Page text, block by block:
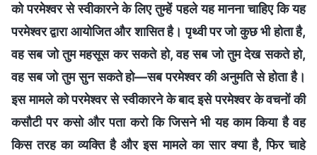
को परमेश्वर से स्वीकारने के लिए तुम्हें पहले यह मानना चाहिए कि यह
परमेश्वर द्वारा आयोजित और शासित है। पृथ्वी पर जो कुछ भी होता है,
वह सब जो तुम महसूस कर सकते हो, वह सब जो तुम देख सकते हो,
वह सब जो तुम सुन सकते हो—सब परमेश्वर की अनुमति से होता है।
इस मामले को परमेश्वर से स्वीकारने के बाद इसे परमेश्वर के वचनों की
कसौटी पर कसो और पता करो कि जिसने भी यह काम किया है वह
किस तरह का व्यक्ति है और इस मामले का सार क्या है, फिर चाहे